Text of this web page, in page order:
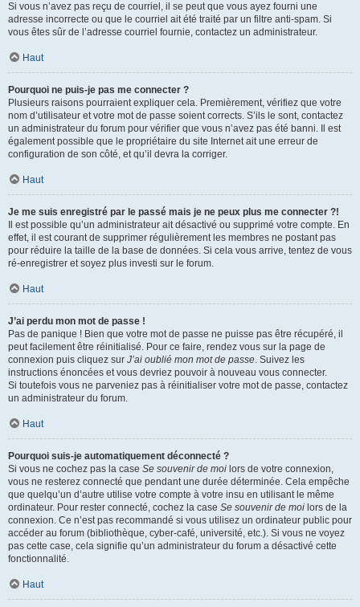
Si vous n’avez pas reçu de courriel, il se peut que vous ayez fourni une
adresse incorrecte ou que le courriel ait été traité par un filtre anti-spam. Si
vous êtes sûr de l’adresse courriel fournie, contactez un administrateur.
Haut
Pourquoi ne puis-je pas me connecter ?
Plusieurs raisons pourraient expliquer cela. Premièrement, vérifiez que votre
nom d’utilisateur et votre mot de passe soient corrects. S’ils le sont, contactez
un administrateur du forum pour vérifier que vous n’avez pas été banni. Il est
également possible que le propriétaire du site Internet ait une erreur de
configuration de son côté, et qu’il devra la corriger.
Haut
Je me suis enregistré par le passé mais je ne peux plus me connecter ?!
Il est possible qu’un administrateur ait désactivé ou supprimé votre compte. En
effet, il est courant de supprimer régulièrement les membres ne postant pas
pour réduire la taille de la base de données. Si cela vous arrive, tentez de vous
ré-enregistrer et soyez plus investi sur le forum.
Haut
J’ai perdu mon mot de passe !
Pas de panique ! Bien que votre mot de passe ne puisse pas être récupéré, il
peut facilement être réinitialisé. Pour ce faire, rendez vous sur la page de
connexion puis cliquez sur J’ai oublié mon mot de passe. Suivez les
instructions énoncées et vous devriez pouvoir à nouveau vous connecter.
Si toutefois vous ne parveniez pas à réinitialiser votre mot de passe, contactez
un administrateur du forum.
Haut
Pourquoi suis-je automatiquement déconnecté ?
Si vous ne cochez pas la case Se souvenir de moi lors de votre connexion,
vous ne resterez connecté que pendant une durée déterminée. Cela empêche
que quelqu’un d’autre utilise votre compte à votre insu en utilisant le même
ordinateur. Pour rester connecté, cochez la case Se souvenir de moi lors de la
connexion. Ce n’est pas recommandé si vous utilisez un ordinateur public pour
accéder au forum (bibliothèque, cyber-café, université, etc.). Si vous ne voyez
pas cette case, cela signifie qu’un administrateur du forum a désactivé cette
fonctionnalité.
Haut